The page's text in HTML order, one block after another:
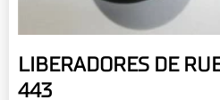
LIBERADORES DE
443